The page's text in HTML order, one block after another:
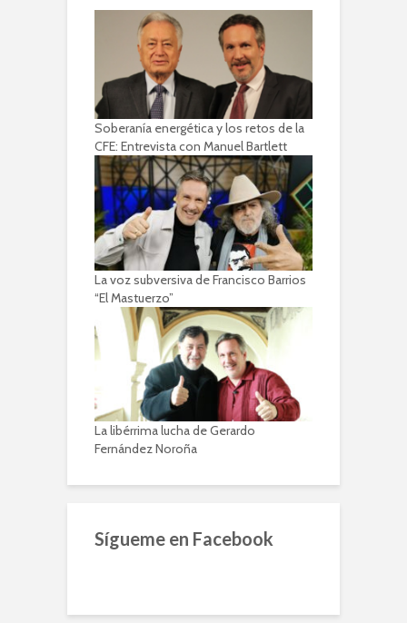
Soberanía energética y los retos de la
CFE: Entrevista con Manuel Bartlett
La voz subversiva de Francisco Barrios
“El Mastuerzo”
La libérrima lucha de Gerardo
Fernández Noroña
Sígueme en Facebook